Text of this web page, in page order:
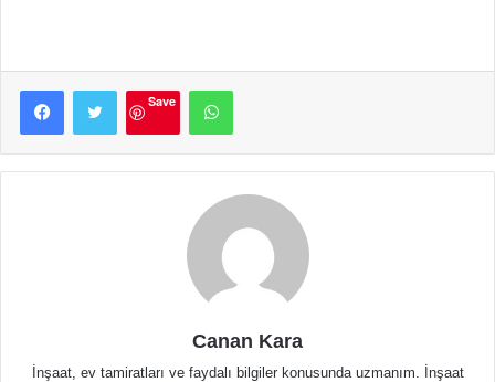
FacebookTwitter
Save
WhatsApp
Canan Kara
İnşaat, ev tamiratları ve faydalı bilgiler konusunda uzmanım. İnşaat